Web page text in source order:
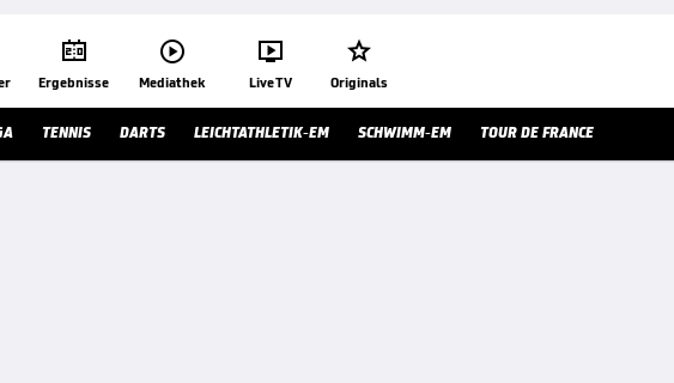

Ergebnisse

Mediathek

Live TV

Originals
TENNIS DARTS LEICHTATHLETIK-EM SCHWIMM-EM TOUR DE FRANCE